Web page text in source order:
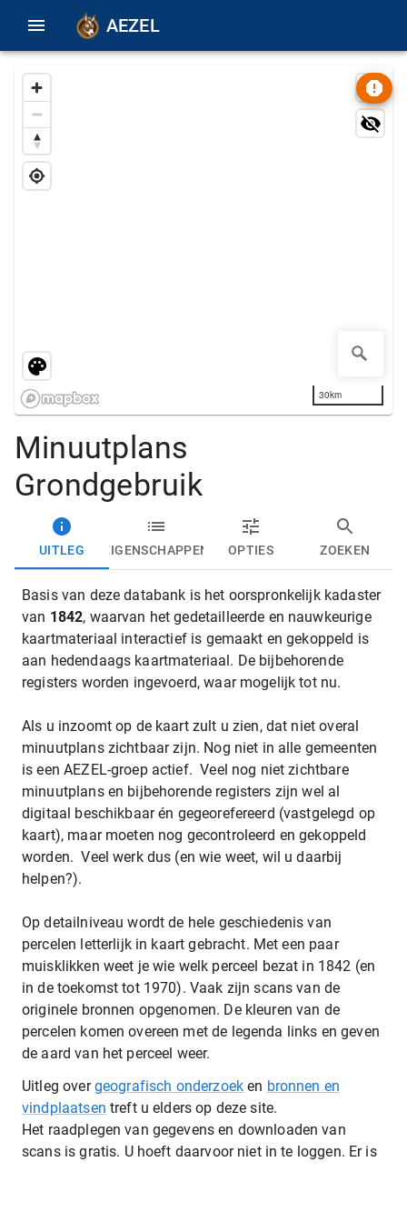
AEZEL
30km
Minuutplans
Grondgebruik
UITLEG EIGENSCHAPPEN OPTIES ZOEKEN
Basis van deze databank is het oorspronkelijk kadaster
van 1842, waarvan het gedetailleerde en nauwkeurige
kaartmateriaal interactief is gemaakt en gekoppeld is
aan hedendaags kaartmateriaal. De bijbehorende
registers worden ingevoerd, waar mogelijk tot nu.
Als u inzoomt op de kaart zult u zien, dat niet overal
minuutplans zichtbaar zijn. Nog niet in alle gemeenten
is een AEZEL-groep actief. Veel nog niet zichtbare
minuutplans en bijbehorende registers zijn wel al
digitaal beschikbaar én gegeorefereerd (vastgelegd op
kaart), maar moeten nog gecontroleerd en gekoppeld
worden. Veel werk dus (en wie weet, wil u daarbij
helpen?).
Op detailniveau wordt de hele geschiedenis van
percelen letterlijk in kaart gebracht. Met een paar
muisklikken weet je wie welk perceel bezat in 1842 (en
in de toekomst tot 1970). Vaak zijn scans van de
originele bronnen opgenomen. De kleuren van de
percelen komen overeen met de legenda links en geven
de aard van het perceel weer.
Uitleg overgeografisch onderzoeken bronnen en
vindplaatsen treft u elders op deze site.
Het raadplegen van gegevens en downloaden van
scans is gratis. U hoeft daarvoor niet in te loggen. Er is